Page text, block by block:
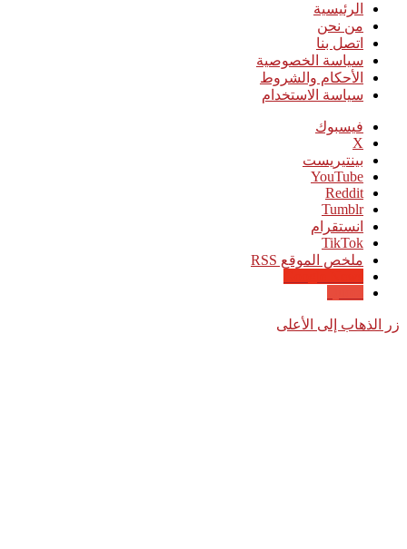
الرئيسية
من نحن
اتصل بنا
سياسة الخصوصية
الأحكام والشروط
سياسة الاستخدام
فيسبوك
‫X
بينتيريست
‫YouTube
انستقرام
‫TikTok
ملخص الموقع RSS
زر الذهاب إلى الأعلى